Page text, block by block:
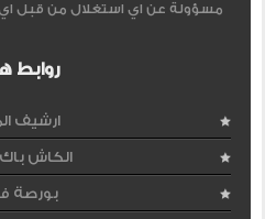
مسؤولة عن اي استغلال من قبل
روابط
ارشيف
الكاش
بورصة